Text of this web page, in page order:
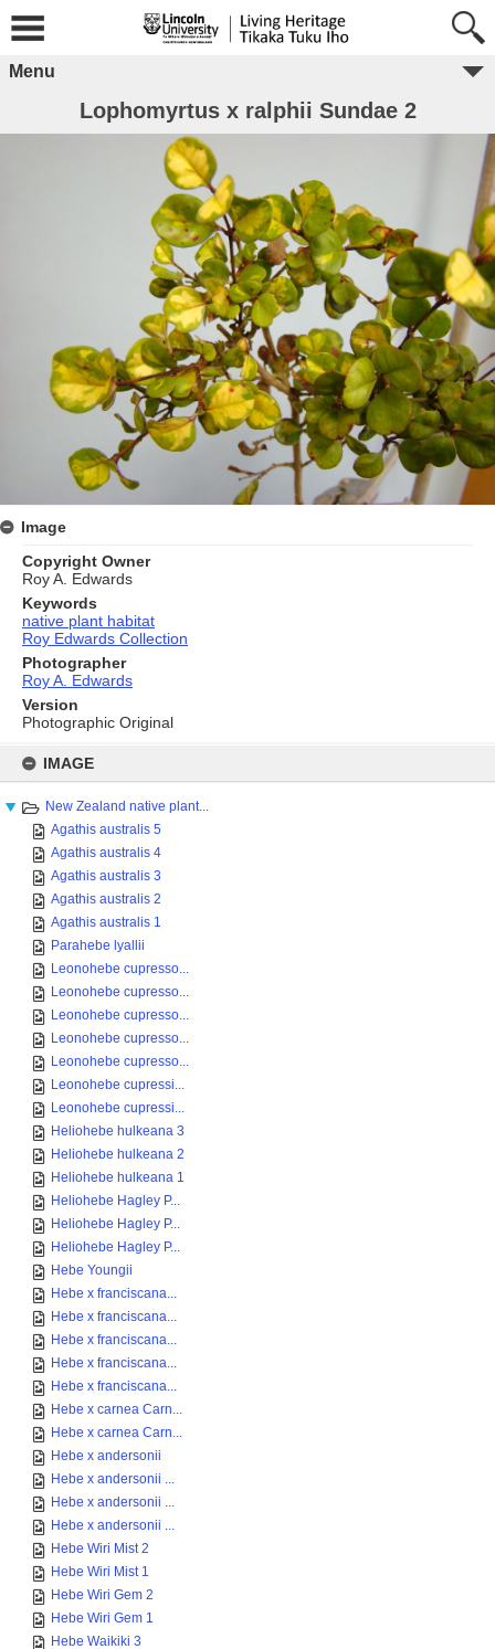
content
IMAGE
New Zealand native plant...
Agathis australis 5
Agathis australis 4
Agathis australis 3
Agathis australis 2
Agathis australis 1
Parahebe lyallii
Leonohebe cupresso...
Leonohebe cupresso...
Leonohebe cupresso...
Leonohebe cupresso...
Leonohebe cupresso...
Leonohebe cupressi...
Leonohebe cupressi...
Heliohebe hulkeana 3
Heliohebe hulkeana 2
Heliohebe hulkeana 1
Heliohebe Hagley P...
Heliohebe Hagley P...
Heliohebe Hagley P...
Hebe Youngii
Hebe x franciscana...
Hebe x franciscana...
Hebe x franciscana...
Hebe x franciscana...
Hebe x franciscana...
Hebe x carnea Carn...
Hebe x carnea Carn...
Hebe x andersonii
Hebe x andersonii ...
Hebe x andersonii ...
Hebe x andersonii ...
Hebe Wiri Mist 2
Hebe Wiri Mist 1
Hebe Wiri Gem 2
Hebe Wiri Gem 1
Hebe Waikiki 3
Menu
Lophomyrtus x ralphii Sundae 2
Image
Copyright Owner
Roy A. Edwards
Keywords
native plant habitat
Roy Edwards Collection
Photographer
Roy A. Edwards
Version
Photographic Original